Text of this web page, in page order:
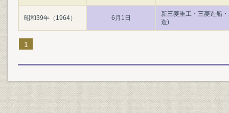
昭和39年（1964） 6月1日
新三菱重工・三菱造船
造)
1